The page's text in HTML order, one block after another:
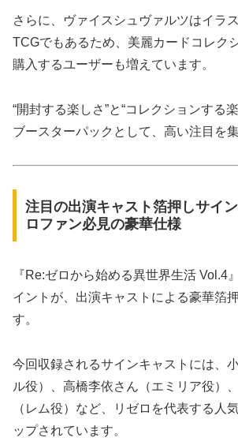
さらに、ヴァイスシュヴァルツはイラ
TCGでもあるため、美麗カードコレク
購入するユーザーも増えています。
“開封する楽しさ”と“コレクションする
ブースターパックとして、高い注目を
注目の出演キャスト箔押しサイ
ロファン必見の豪華仕様
『Re:ゼロから始める異世界生活 Vol.4
イントが、出演キャストによる豪華箔
す。
今回収録されるサインキャストには、
ル役）、高橋李依さん（エミリア役）
（レム役）など、リゼロを代表する人
ップされています。